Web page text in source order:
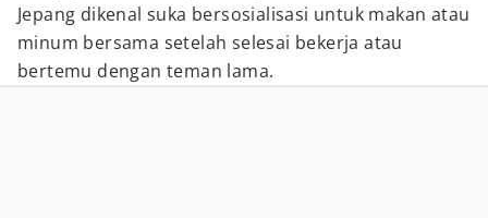
Jepang dikenal suka bersosialisasi untuk makan atau
minum bersama setelah selesai bekerja atau
bertemu dengan teman lama.